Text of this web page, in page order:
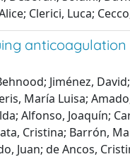
Clerici, Luca;
Jiménez,
María Luisa;
Alfonso, Joaquín;
Cristina; Barrón,
Juan; de Ancos,